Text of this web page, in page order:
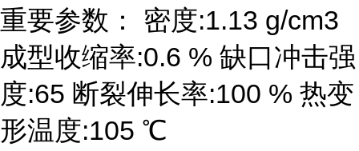
重要参数： 密度:1.13 g/cm3
成型收缩率:0.6 % 缺口冲击强
度:65 断裂伸长率:100 % 热变
形温度:105 ℃